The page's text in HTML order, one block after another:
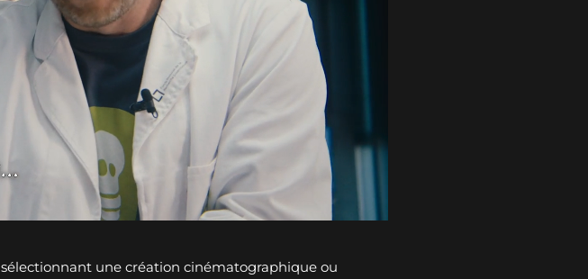
sélectionnant une création cinématographique ou